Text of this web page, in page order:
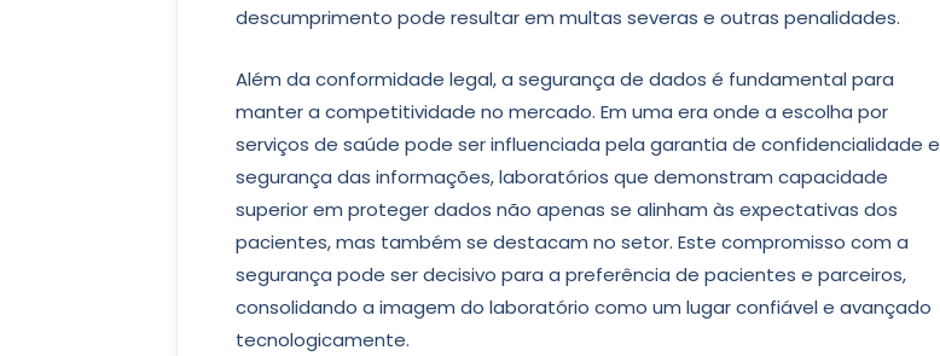
descumprimento pode resultar em multas severas e outras penalidades.
Além da conformidade legal, a segurança de dados é fundamental para
manter a competitividade no mercado. Em uma era onde a escolha por
serviços de saúde pode ser influenciada pela garantia de confidencialidade e
segurança das informações, laboratórios que demonstram capacidade
superior em proteger dados não apenas se alinham às expectativas dos
pacientes, mas também se destacam no setor. Este compromisso com a
segurança pode ser decisivo para a preferência de pacientes e parceiros,
consolidando a imagem do laboratório como um lugar confiável e avançado
tecnologicamente.